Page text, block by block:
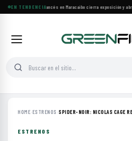
EN TENDENCIA
Festival de Cine Francés en Maracaibo cierra exposición y
HOME›ESTRENOS ›SPIDER-NOIR: NICOLAS CAGE
ESTRENOS